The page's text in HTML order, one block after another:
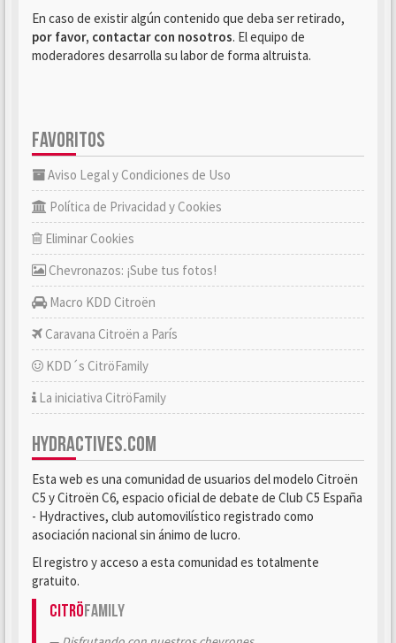
En caso de existir algún contenido que deba ser retirado,
por favor, contactar con nosotros. El equipo de
moderadores desarrolla su labor de forma altruista.
FAVORITOS
Aviso Legal y Condiciones de Uso
Política de Privacidad y Cookies
Eliminar Cookies
Chevronazos: ¡Sube tus fotos!
Macro KDD Citroën
Caravana Citroën a París
KDD´s CitröFamily
La iniciativa CitröFamily
HYDRACTIVES.COM
Esta web es una comunidad de usuarios del modelo Citroën
C5 y Citroën C6, espacio oficial de debate de Club C5 España
- Hydractives, club automovilístico registrado como
asociación nacional sin ánimo de lucro.
El registro y acceso a esta comunidad es totalmente
gratuito.
CitröFamily